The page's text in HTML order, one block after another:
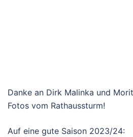
Danke an Dirk Malinka und
Fotos vom Rathaussturm!
Auf eine gute Saison 2023/24: